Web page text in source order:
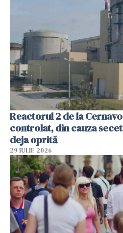
Reactorul 2 de la
controlat, din cauza
deja oprită
29 IULIE 2026